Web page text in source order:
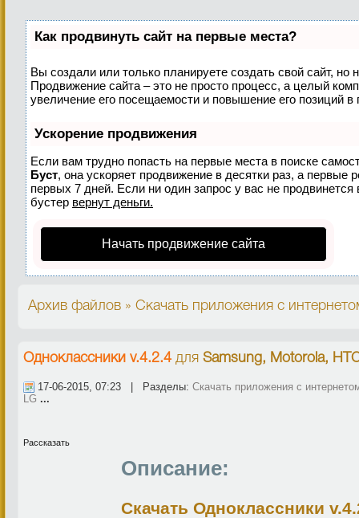
Как продвинуть сайт на первые места?
Вы создали или только планируете создать свой сайт, но
Продвижение сайта – это не просто процесс, а целый
увеличение его посещаемости и повышение его позиций в
Ускорение продвижения
Если вам трудно попасть на первые места в поиске
Буст, она ускоряет продвижение в десятки раз, а первые
первых 7 дней. Если ни один запрос у вас не
бустер вернут деньги.
Начать продвижение сайта
Архив файлов » Скачать приложения с
Одноклассники v.4.2.4 для Samsung, Motorola,
17-06-2015, 07:23 | Разделы: Скачать приложения с
LG ...
Рассказать
Описание:
Скачать Одноклассники